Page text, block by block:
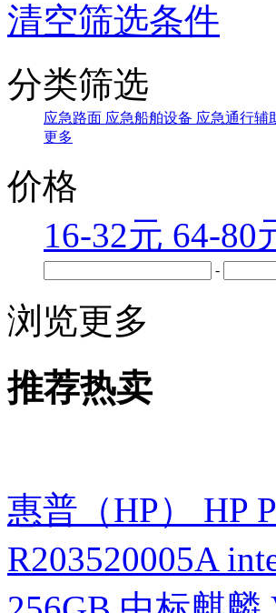
清空筛选条件
分类筛选
应急路面 应急船舶设备 应急通行辅
更多
价格
16-32元 64-80
-
浏览更多
推荐热卖
惠普（HP） HP
R203520005A